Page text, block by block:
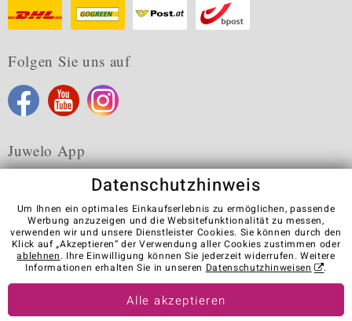
Folgen Sie uns auf
Juwelo App
Karriere AGB Datenschutz Cookies
Impressum
Kontakt
Vertrag widerrufen
Visit our stores in other countries:
Datenschutzhinweis
Um Ihnen ein optimales Einkaufserlebnis zu ermöglichen, passende
Werbung anzuzeigen und die Websitefunktionalität zu messen,
verwenden wir und unsere Dienstleister Cookies. Sie können durch den
Klick auf „Akzeptieren“ der Verwendung aller Cookies zustimmen oder
ablehnen. Ihre Einwilligung können Sie jederzeit widerrufen. Weitere
Informationen erhalten Sie in unseren Datenschutzhinweisen .
Alle akzeptieren